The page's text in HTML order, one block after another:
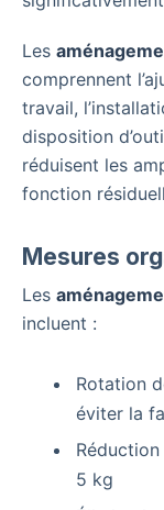
Les
comprennent
travail,
disposition
réduisent les
fonction
Mesures
Les
incluent :
Rotation
éviter la
5 kg